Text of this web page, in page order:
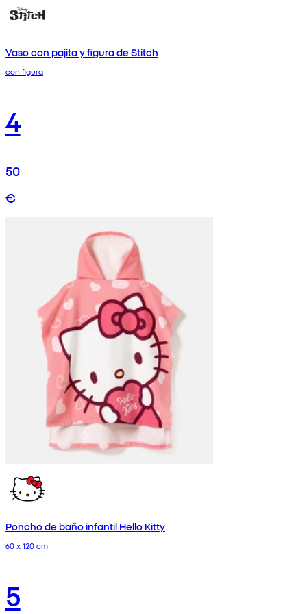
Vaso con pajita y figura de Stitch
con figura
4
50
€
Poncho de baño infantil Hello Kitty
60 x 120 cm
5